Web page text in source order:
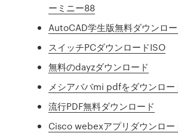
ーミニー88
AutoCAD学生版無料ダウンロ
スイッチPCダウンロードISO
無料のdayzダウンロード
メシアババmi pdfをダウンロー
流行PDF無料ダウンロード
Cisco webexアプリダウンロ